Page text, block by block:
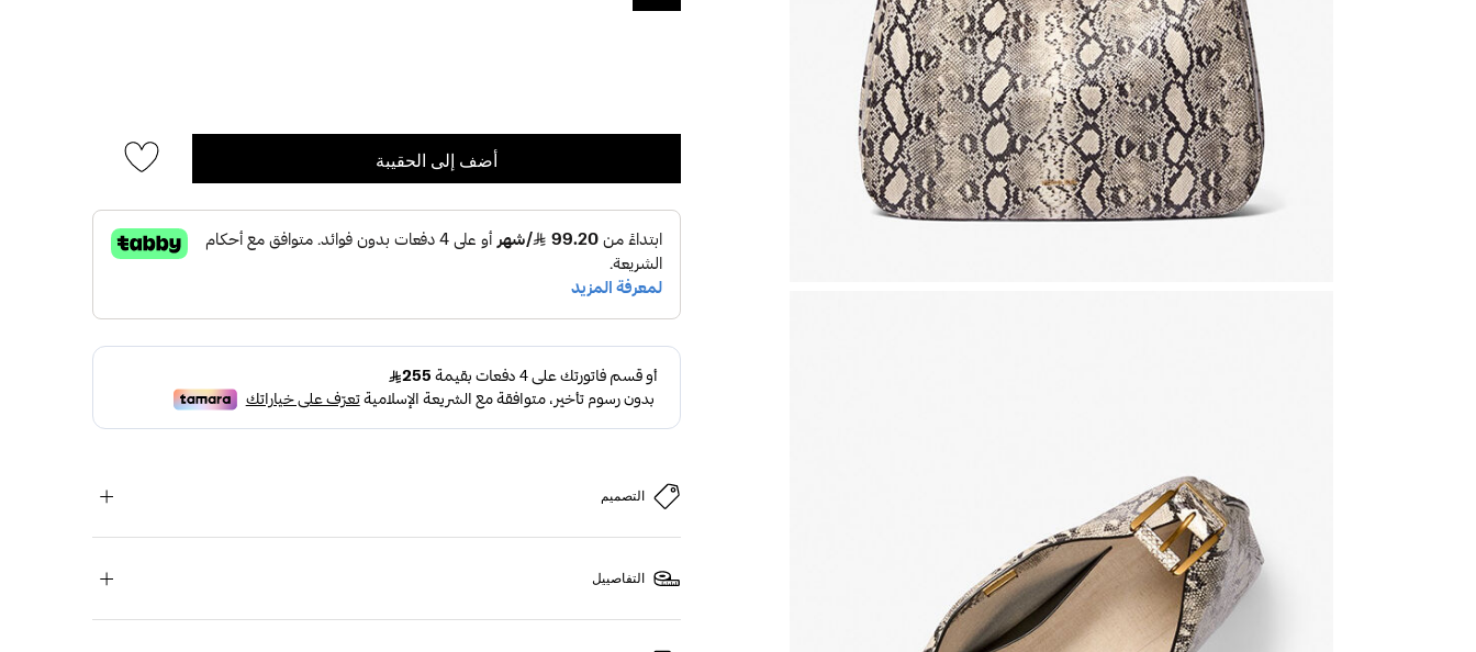
أضف إلى الحقيبة
التصميم
التفاصييل